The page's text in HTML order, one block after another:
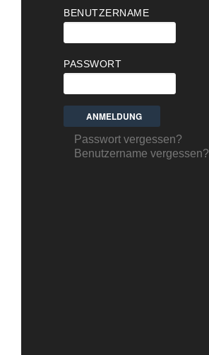
BENUTZERNAME
PASSWORT
Passwort vergessen?
Benutzername vergessen?